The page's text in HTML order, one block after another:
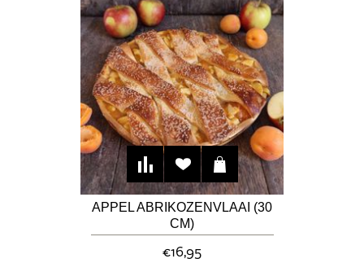
APPEL ABRIKOZENVLAAI (30
CM)
€16,95